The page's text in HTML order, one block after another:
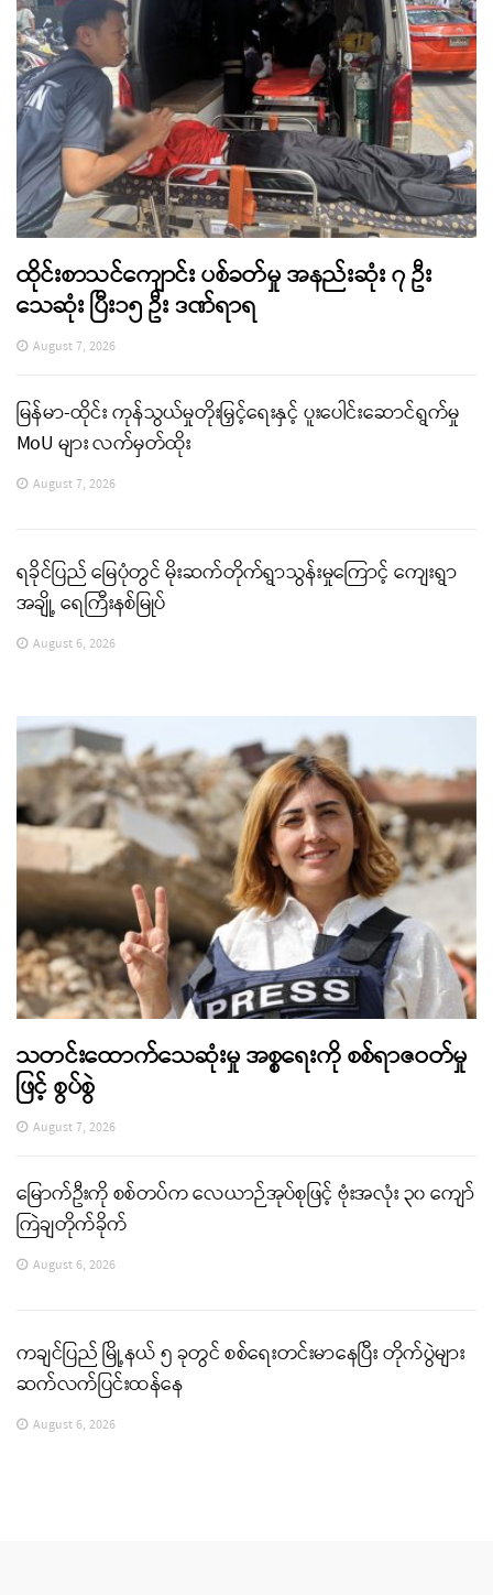
ထိုင်းစာသင်ကျောင်း ပစ်ခတ်မှု အနည်းဆုံး ၇ ဦး
သေဆုံး ပြီး၁၅ ဦး ဒဏ်ရာရ
August 7, 2026
မြန်မာ-ထိုင်း ကုန်သွယ်မှုတိုးမြှင့်ရေးနှင့် ပူးပေါင်းဆောင်ရွက်မှု
MoU များ လက်မှတ်ထိုး
August 7, 2026
ရခိုင်ပြည် မြေပုံတွင် မိုးဆက်တိုက်ရွာသွန်းမှုကြောင့် ကျေးရွာ
အချို့ ရေကြီးနစ်မြုပ်
August 6, 2026
သတင်းထောက်သေဆုံးမှု အစ္စရေးကို စစ်ရာဇဝတ်မှု
ဖြင့် စွပ်စွဲ
August 7, 2026
မြောက်ဦးကို စစ်တပ်က လေယာဉ်အုပ်စုဖြင့် ဗုံးအလုံး ၃၀ ကျော်
ကြဲချတိုက်ခိုက်
August 6, 2026
ကချင်ပြည် မြို့နယ် ၅ ခုတွင် စစ်ရေးတင်းမာနေပြီး တိုက်ပွဲများ
ဆက်လက်ပြင်းထန်နေ
August 6, 2026